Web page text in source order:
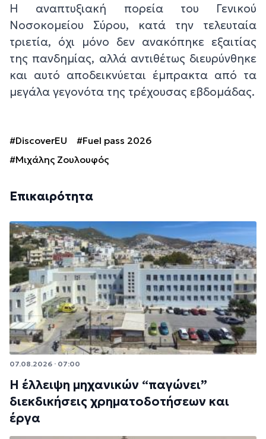
Η αναπτυξιακή πορεία του Γενικού
Νοσοκομείου Σύρου, κατά την τελευταία
τριετία, όχι μόνο δεν ανακόπηκε εξαιτίας
της πανδημίας, αλλά αντιθέτως διευρύνθηκε
και αυτό αποδεικνύεται έμπρακτα από τα
μεγάλα γεγονότα της τρέχουσας εβδομάδας.
#DiscoverEU
#Fuel pass 2026
#Μιχάλης Ζουλουφός
Επικαιρότητα
07.08.2026 · 07:00
Η έλλειψη μηχανικών “παγώνει”
διεκδικήσεις χρηματοδοτήσεων και
έργα